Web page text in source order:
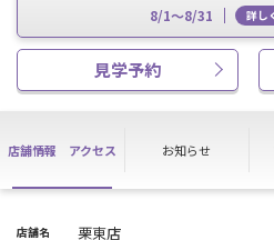
8/1～8/31 詳し
見学予約
店舗情報 アクセス お知らせ
店舗名
栗東店